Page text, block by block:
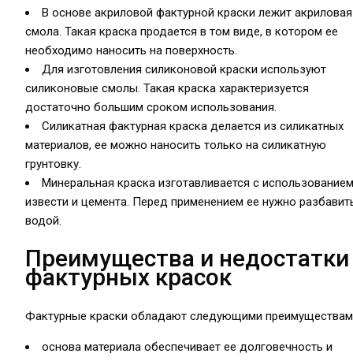
В основе акриловой фактурной краски лежит акриловая
смола. Такая краска продается в том виде, в котором ее
необходимо наносить на поверхность.
Для изготовления силиконовой краски используют
силиконовые смолы. Такая краска характеризуется
достаточно большим сроком использования.
Силикатная фактурная краска делается из силикатных
материалов, ее можно наносить только на силикатную
грунтовку.
Минеральная краска изготавливается с использованием
извести и цемента. Перед применением ее нужно
водой.
Преимущества и недостатки
фактурных красок
Фактурные краски обладают следующими
основа материала обеспечивает ее долговечность и